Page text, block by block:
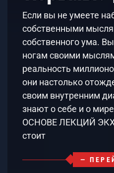
Если вы не умеете
собственными
собственного ума.
ногам своими
реальность
они настолько
своим внутренним
знают о себе и о
ОСНОВЕ ЛЕКЦИЙ
стоит
—